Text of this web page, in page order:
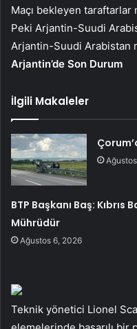
Maçı bekleyen taraftarlar
Peki Arjantin-Suudi
Arjantin-Suudi Arabistan
Arjantin’de Son Durum
İlgili Makaleler
BTP Başkanı Baş: Kıbrıs
Mührüdür
Ağustos 6, 2026
Teknik yönetici Lionel